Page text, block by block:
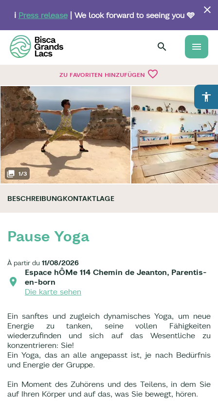
content
ℹ️ Press release| We look forward to seeing you 🩵
menu
ZU FAVORITEN HINZUFÜGEN favorite_border
accessibility
1/3
BESCHREIBUNGKONTAKTLAGE
Pause Yoga
À partir du 11/08/2026
Espace hÔMe 114 Chemin de Jeanton, Parentis-
en-born
Die karte sehen
Ein sanftes und zugleich dynamisches Yoga, um neue
Energie zu tanken, seine vollen Fähigkeiten
wiederzufinden und sich auf das Wesentliche zu
konzentrieren: Sie!
Ein Yoga, das an alle angepasst ist, je nach Bedürfnis
und Energie der Gruppe.
Ein Moment des Zuhörens und des Teilens, in dem Sie
auf Ihren Körper und auf das, was Sie bewegt, hören.